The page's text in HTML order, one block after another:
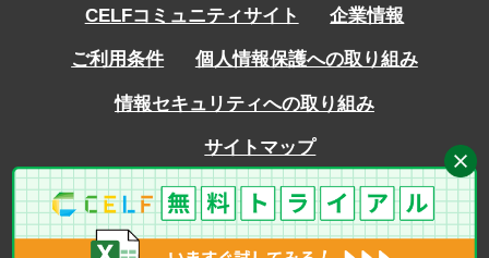
CELFコミュニティサイト 企業情報
ご利用条件 個人情報保護への取り組み
情報セキュリティへの取り組み
サイトマップ
Copyright © SCSK Corporation ALL rights reserved.